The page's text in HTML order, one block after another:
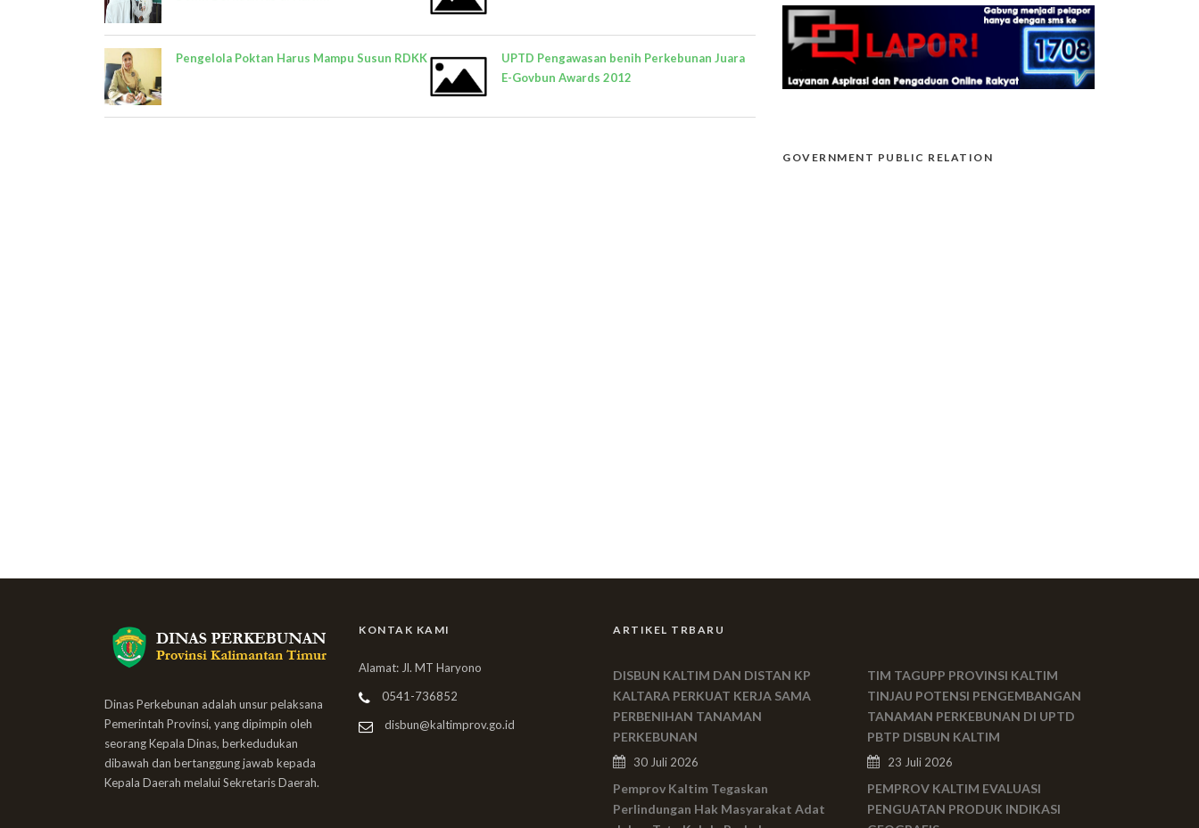
Pengelola Poktan Harus Mampu Susun RDKK
UPTD Pengawasan benih Perkebunan Juara
E-Govbun Awards 2012
GOVERNMENT PUBLIC RELATION
Dinas Perkebunan adalah unsur pelaksana
Pemerintah Provinsi, yang dipimpin oleh
seorang Kepala Dinas, berkedudukan
dibawah dan bertanggung jawab kepada
Kepala Daerah melalui Sekretaris Daerah.
KONTAK KAMI
Alamat: Jl. MT Haryono
0541-736852
disbun@kaltimprov.go.id
ARTIKEL TRBARU
DISBUN KALTIM DAN DISTAN KP
KALTARA PERKUAT KERJA SAMA
PERBENIHAN TANAMAN
PERKEBUNAN
30 Juli 2026
Pemprov Kaltim Tegaskan
Perlindungan Hak Masyarakat Adat
TIM TAGUPP PROVINSI KALTIM
TINJAU POTENSI PENGEMBANGAN
TANAMAN PERKEBUNAN DI UPTD
PBTP DISBUN KALTIM
23 Juli 2026
PEMPROV KALTIM EVALUASI
PENGUATAN PRODUK INDIKASI